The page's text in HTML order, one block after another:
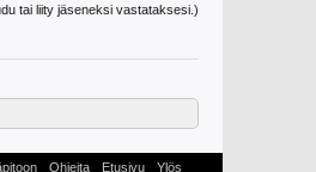
tai liity jäseneksi vastataksesi.)
Ohjeita Etusivu Ylös